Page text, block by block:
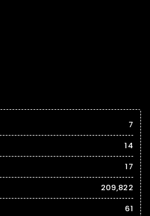
7
14
17
209,822
61